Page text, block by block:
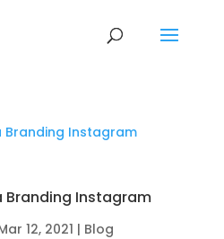
Branding Instagram
12, 2021 | Blog